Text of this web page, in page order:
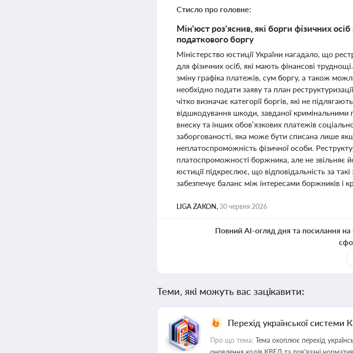
Стисло про головне:
Мін'юст роз'яснив, які борги фізичних
податкового боргу
Міністерство юстиції України нагадало, що
для фізичних осіб, які мають фінансові
зміну графіка платежів, сум боргу, а також
необхідно подати заяву та план
чітко визначає категорії боргів, які не
відшкодування шкоди, завданої
внеску та інших обов’язкових платежів
заборгованості, яка може бути списана лише
неплатоспроможність фізичної особи.
платоспроможності боржника, але не звільняє
юстиції підкреслює, що відповідальність за
забезпечує баланс між інтересами боржників і
LIGA ZAKON,30 червня 2026
Повний AI-огляд дня та посилання на
Теми, які можуть вас зацікавити:
Перехід української системи
Про що тема: Тема охоплює перехід